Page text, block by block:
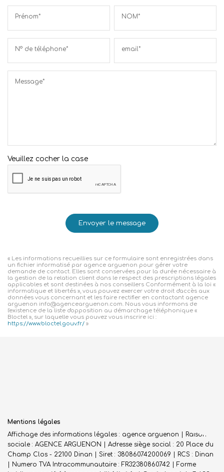
Prénom* NOM*
N° de téléphone* email*
Message*
Veuillez cocher la case
Envoyer le message
« Les informations recueillies sur ce formulaire sont enregistrées dans
un fichier informatisé par agence arguenon pour gérer votre
demande de contact. Elles sont conservées pour la durée nécessaire à
la gestion de la relation client dans le respect des prescriptions légales
applicables et sont destinées à nos conseillers Conformément à la loi «
informatique et libertés », vous pouvez exercer votre droit d'accès aux
données vous concernant et les faire rectifier en contactant agence
arguenon info@agencearguenon.com. Nous vous informons de
l'existence de la liste d'opposition au démarchage téléphonique «
Bloctel », sur laquelle vous pouvez vous inscrire ici :
https://www.bloctel.gouv.fr/ »
Mentions légales
Affichage des informations légales : agence arguenon | Raison
sociale : AGENCE ARGUENON | Adresse siège social : 20 Place du
Champ Clos - 22100 Dinan | Siret : 38086074200069 | RCS : Dinan
| Numero TVA Intracommunautaire : FR32380860742 | Forme